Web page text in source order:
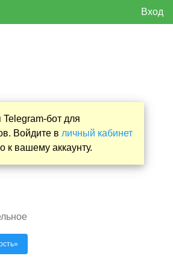
Вход
бот для
Войдите в личный кабинет
к вашему аккаунту.
»